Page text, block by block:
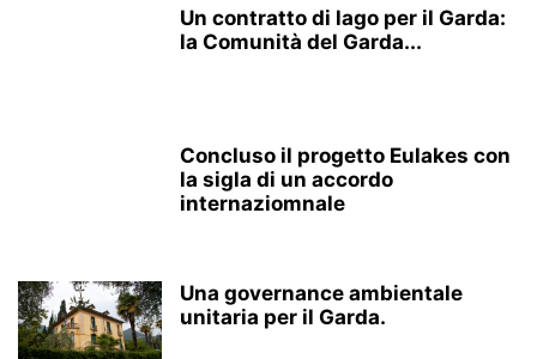
Un contratto di lago per il Garda:
la Comunità del Garda...
Concluso il progetto Eulakes con
la sigla di un accordo
internaziomnale
Una governance ambientale
unitaria per il Garda.